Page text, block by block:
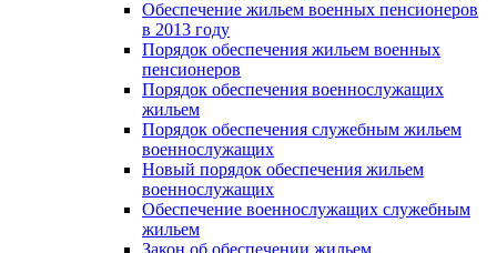
Обеспечение жильем военных пенсионеров
в 2013 году
Порядок обеспечения жильем военных
пенсионеров
Порядок обеспечения военнослужащих
жильем
Порядок обеспечения служебным жильем
военнослужащих
Новый порядок обеспечения жильем
военнослужащих
Обеспечение военнослужащих служебным
жильем
Закон об обеспечении жильем